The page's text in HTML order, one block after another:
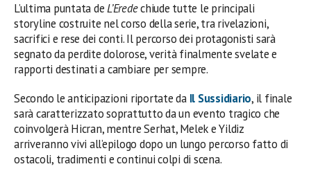
L’ultima puntata deL’Eredechiude tutte le principali
storyline costruite nel corso della serie, tra rivelazioni,
sacrifici e rese dei conti. Il percorso dei protagonisti sarà
segnato da perdite dolorose, verità finalmente svelate e
rapporti destinati a cambiare per sempre.
Secondo le anticipazioni riportate da Il Sussidiario, il finale
sarà caratterizzato soprattutto da un evento tragico che
coinvolgerà Hicran, mentre Serhat, Melek e Yildiz
arriveranno vivi all’epilogo dopo un lungo percorso fatto di
ostacoli, tradimenti e continui colpi di scena.